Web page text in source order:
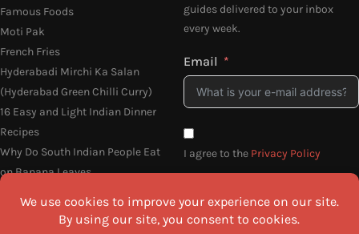
Famous Foods
Moti Pak
French Fries
Hyderabadi Mirchi Ka Salan
(Hyderabad Green Chilli Curry)
16 Easy and Light Indian Dinner
Recipes
Why Do South Indian People Eat
on Banana Leaves
guides delivered to your inbox
every week.
Email
I agree to the Privacy Policy
SEND ME THE RECIPES